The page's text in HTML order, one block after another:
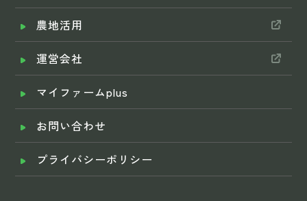
農地活用
運営会社
マイファームplus
お問い合わせ
プライバシーポリシー